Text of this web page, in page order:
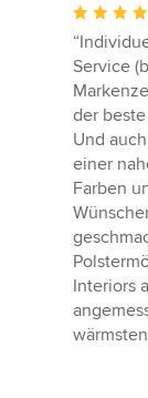
5
von
5
Sternen
Service
der
Und
einer
Farben
Interiors